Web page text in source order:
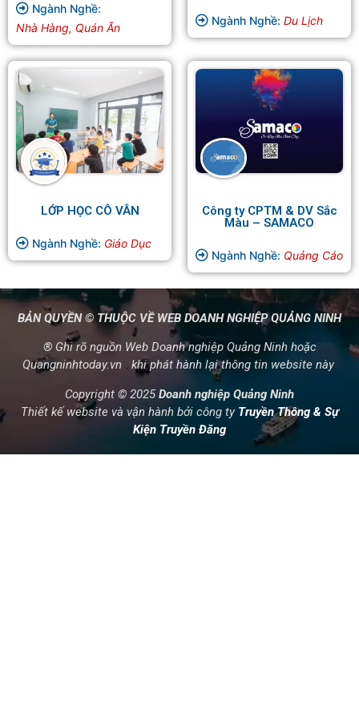
Ngành Nghề:
Nhà Hàng, Quán Ăn
Ngành Nghề: Du Lịch
LỚP HỌC CÔ VÂN
Ngành Nghề: Giáo Dục
Công ty CPTM & DV Sắc
Màu – SAMACO
Ngành Nghề: Quảng Cáo
BẢN QUYỀN © THUỘC VỀ WEB DOANH NGHIỆP QUẢNG NINH
® Ghi rõ nguồn Web Doanh nghiệp Quảng Ninh hoặc
Quangninhtoday.vn khi phát hành lại thông tin website này
Copyright © 2025Doanh nghiệp Quảng Ninh
Thiết kế website và vận hành bởi công ty Truyền Thông & Sự
Kiện Truyền Đăng